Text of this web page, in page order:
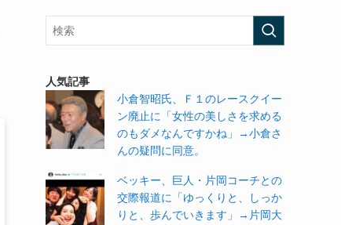
人気記事
小倉智昭氏、Ｆ１のレースクイー
ン廃止に「女性の美しさを求める
のもダメなんですかね」→小倉さ
んの疑問に同意。
ベッキー、巨人・片岡コーチとの
交際報道に「ゆっくりと、しっか
りと、歩んでいきます」→片岡大